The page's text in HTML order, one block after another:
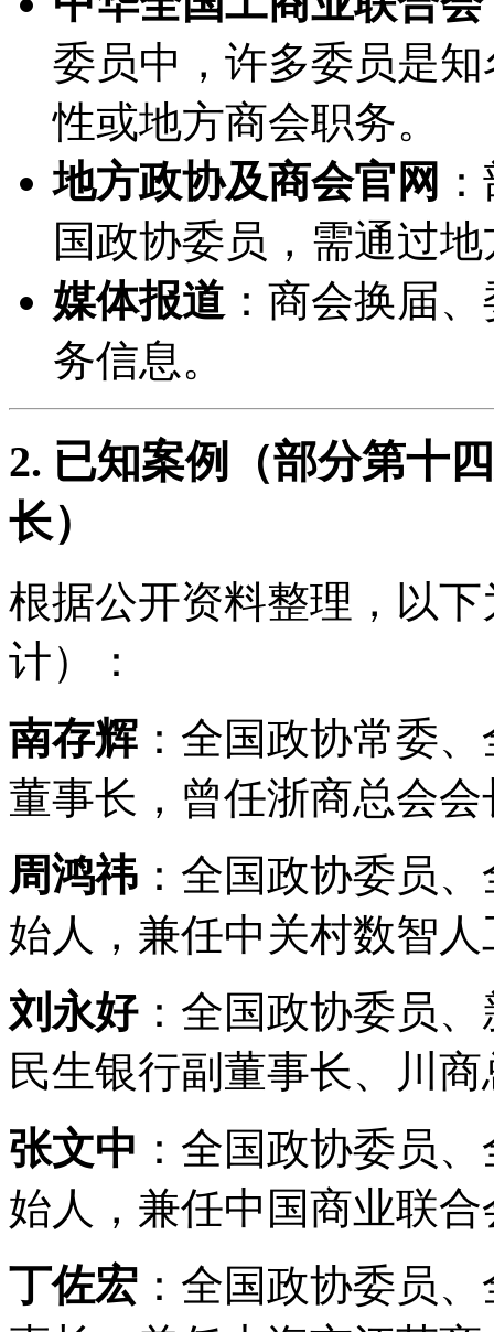
委员中，许多委员是
性或地方商会职务。
地方政协及商会官网
国政协委员，需通过
媒体报道 ：商会换届
务信息。
2. 已知案例（部分第十
长）
根据公开资料整理，以下
计）：
南存辉 ：全国政协常委
董事长，曾任浙商总会
周鸿祎 ：全国政协委员
始人，兼任中关村数智
刘永好：全国政协委员
民生银行副董事长、川
张文中 ：全国政协委员
始人，兼任中国商业联
丁佐宏 ：全国政协委员